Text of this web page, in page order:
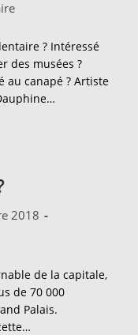
? Intéressé
des musées ?
au canapé ? Artiste
2018
de la capitale,
de 70 000
Palais.